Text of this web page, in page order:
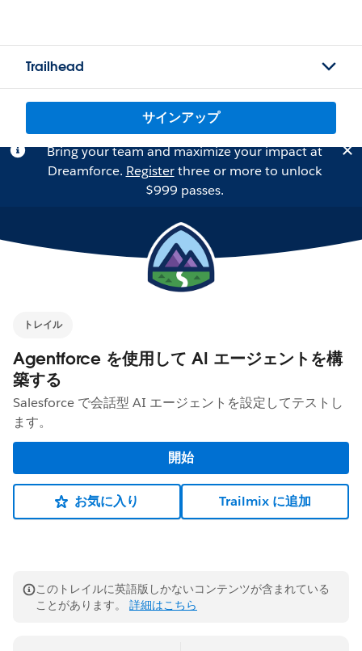
Trailhead
サインアップ
Bring your team and maximize your impact at
Dreamforce. Registerthree or more to unlock
$999 passes.
トレイル
Agentforce を使用して AI エージェントを構
築する
Salesforce で会話型 AI エージェントを設定してテストし
ます。
開始
お気に入り Trailmix に追加
このトレイルに英語版しかないコンテンツが含まれている
ことがあります。 詳細はこちら